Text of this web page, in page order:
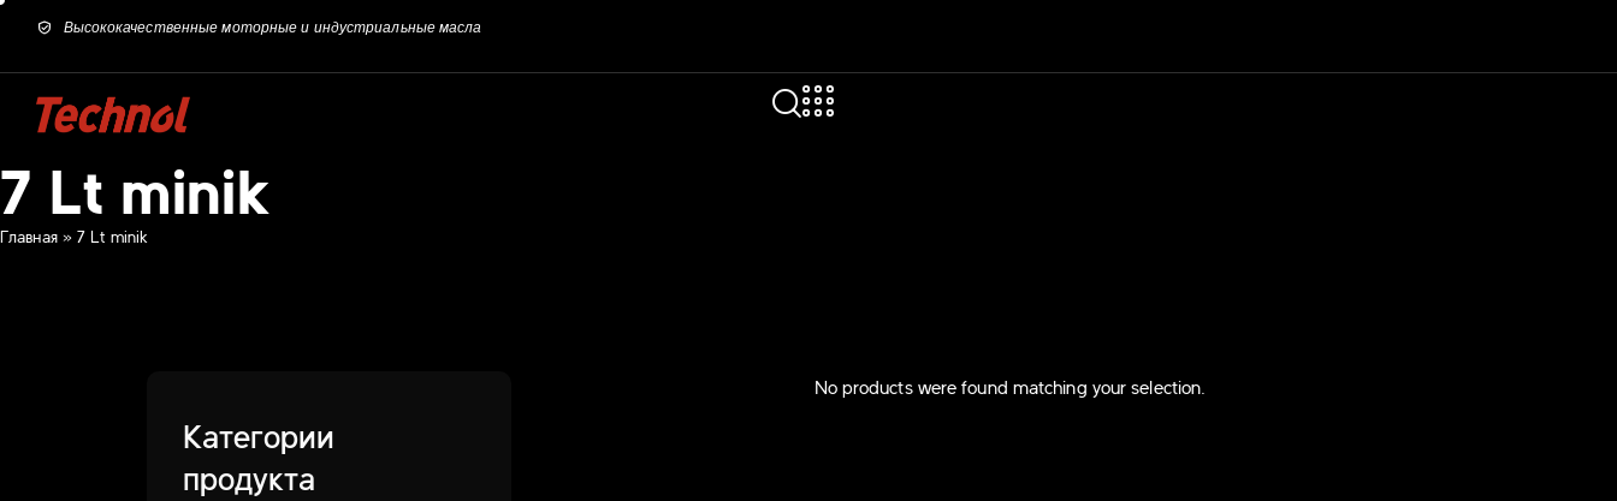
Высококачественные моторные и индустриальные масла
7 Lt minik
Главная»7 Lt minik
No products were found matching your selection.
Категории
продукта